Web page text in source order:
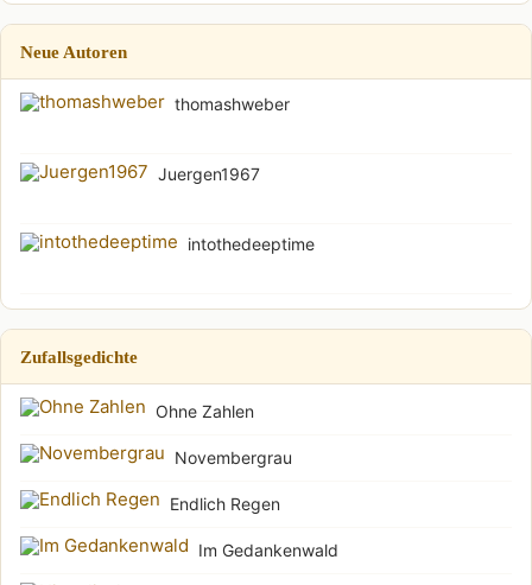
Neue Autoren
thomashweber
Juergen1967
intothedeeptime
Zufallsgedichte
Ohne Zahlen
Novembergrau
Endlich Regen
Im Gedankenwald